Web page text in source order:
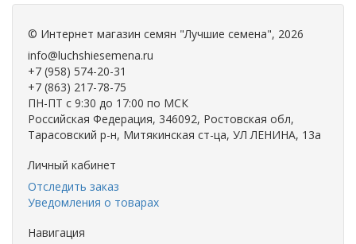
© Интернет магазин семян "Лучшие семена", 2026
info@luchshiesemena.ru
+7 (958) 574-20-31
+7 (863) 217-78-75
ПН-ПТ с 9:30 до 17:00 по МСК
Российская Федерация, 346092, Ростовская обл,
Тарасовский р-н, Митякинская ст-ца, УЛ ЛЕНИНА, 13а
Личный кабинет
Отследить заказ
Уведомления о товарах
Навигация